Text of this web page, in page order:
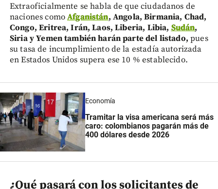
Extraoficialmente se habla de que ciudadanos de
naciones comoAfganistán, Angola, Birmania, Chad,
Congo, Eritrea, Irán, Laos, Liberia, Libia, Sudán,
Siria y Yemen también harán parte del listado, pues
su tasa de incumplimiento de la estadía autorizada
en Estados Unidos supera ese 10 % establecido.
Economía
Tramitar la visa americana será más
caro: colombianos pagarán más de
400 dólares desde 2026
¿Qué pasará con los solicitantes de